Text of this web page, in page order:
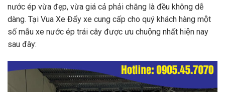
nước ép vừa đẹp, vừa giá cả phải chăng là đều không dễ
dàng. Tại Vua Xe Đẩy xe cung cấp cho quý khách hàng một
số mẫu xe nước ép trái cây được ưu chuộng nhất hiện nay
sau đây: